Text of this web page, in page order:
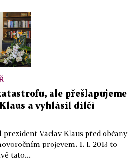
ale přešlapujeme
a vyhlásil dílčí
Václav Klaus před občany
projevem. 1. 1. 2013 to
tato...